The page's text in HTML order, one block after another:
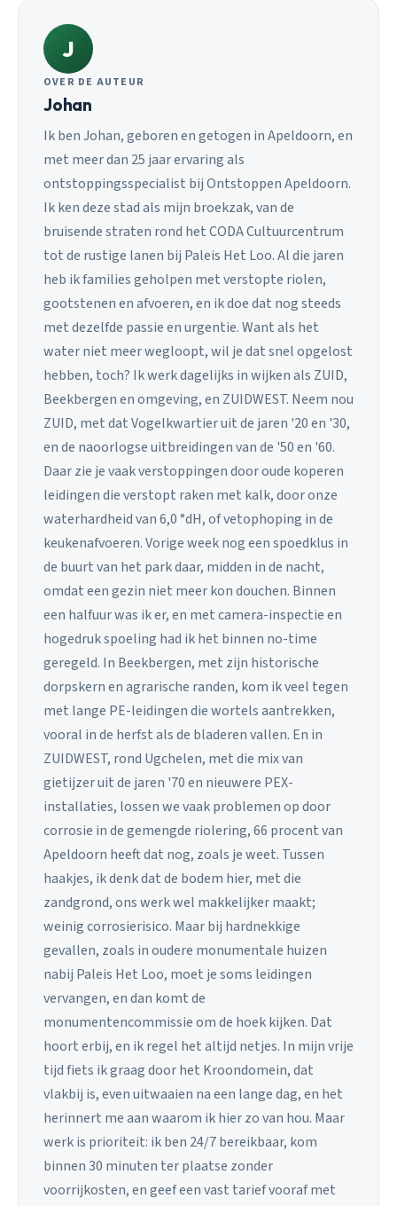
J
OVER DE AUTEUR
Johan
Ik ben Johan, geboren en getogen in Apeldoorn, en
met meer dan 25 jaar ervaring als
ontstoppingsspecialist bij Ontstoppen Apeldoorn.
Ik ken deze stad als mijn broekzak, van de
bruisende straten rond het CODA Cultuurcentrum
tot de rustige lanen bij Paleis Het Loo. Al die jaren
heb ik families geholpen met verstopte riolen,
gootstenen en afvoeren, en ik doe dat nog steeds
met dezelfde passie en urgentie. Want als het
water niet meer wegloopt, wil je dat snel opgelost
hebben, toch? Ik werk dagelijks in wijken als ZUID,
Beekbergen en omgeving, en ZUIDWEST. Neem nou
ZUID, met dat Vogelkwartier uit de jaren '20 en '30,
en de naoorlogse uitbreidingen van de '50 en '60.
Daar zie je vaak verstoppingen door oude koperen
leidingen die verstopt raken met kalk, door onze
waterhardheid van 6,0 °dH, of vetophoping in de
keukenafvoeren. Vorige week nog een spoedklus in
de buurt van het park daar, midden in de nacht,
omdat een gezin niet meer kon douchen. Binnen
een halfuur was ik er, en met camera-inspectie en
hogedruk spoeling had ik het binnen no-time
geregeld. In Beekbergen, met zijn historische
dorpskern en agrarische randen, kom ik veel tegen
met lange PE-leidingen die wortels aantrekken,
vooral in de herfst als de bladeren vallen. En in
ZUIDWEST, rond Ugchelen, met die mix van
gietijzer uit de jaren '70 en nieuwere PEX-
installaties, lossen we vaak problemen op door
corrosie in de gemengde riolering, 66 procent van
Apeldoorn heeft dat nog, zoals je weet. Tussen
haakjes, ik denk dat de bodem hier, met die
zandgrond, ons werk wel makkelijker maakt;
weinig corrosierisico. Maar bij hardnekkige
gevallen, zoals in oudere monumentale huizen
nabij Paleis Het Loo, moet je soms leidingen
vervangen, en dan komt de
monumentencommissie om de hoek kijken. Dat
hoort erbij, en ik regel het altijd netjes. In mijn vrije
tijd fiets ik graag door het Kroondomein, dat
vlakbij is, even uitwaaien na een lange dag, en het
herinnert me aan waarom ik hier zo van hou. Maar
werk is prioriteit: ik ben 24/7 bereikbaar, kom
binnen 30 minuten ter plaatse zonder
voorrijkosten, en geef een vast tarief vooraf met